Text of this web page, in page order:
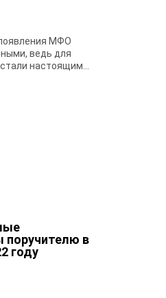
МФО
ведь для
настоящим...
поручителю в
году